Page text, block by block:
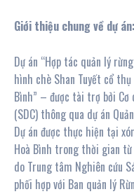
Giới thiệu chung về dự án:
Dự án “Hợp tác quản lý
hình chè Shan Tuyết cổ thụ
Bình” – được tài trợ bởi
(SDC) thông qua dự án
Dự án được thực hiện tại
Hoà Bình trong thời gian
do Trung tâm Nghiên cứu
phối hợp với Ban quản lý